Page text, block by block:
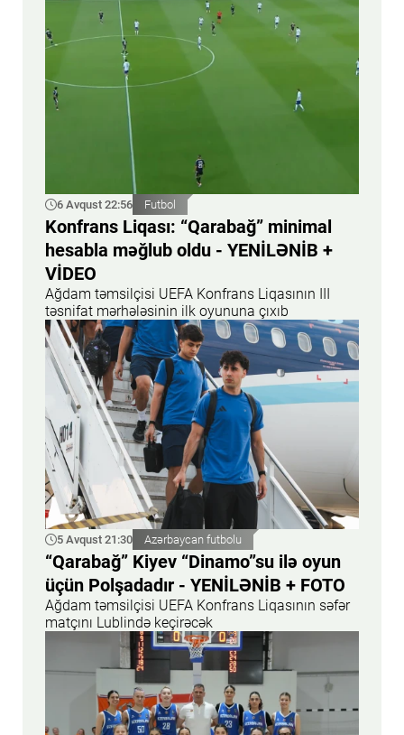
6 Avqust 22:56 Futbol
Konfrans Liqası: “Qarabağ” minimal
hesabla məğlub oldu - YENİLƏNİB +
VİDEO
Ağdam təmsilçisi UEFA Konfrans Liqasının III
təsnifat mərhələsinin ilk oyununa çıxıb
5 Avqust 21:30 Azərbaycan futbolu
“Qarabağ” Kiyev “Dinamo”su ilə oyun
üçün Polşadadır - YENİLƏNİB + FOTO
Ağdam təmsilçisi UEFA Konfrans Liqasının səfər
matçını Lublində keçirəcək